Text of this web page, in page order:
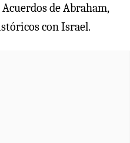
de Abraham,
con Israel.